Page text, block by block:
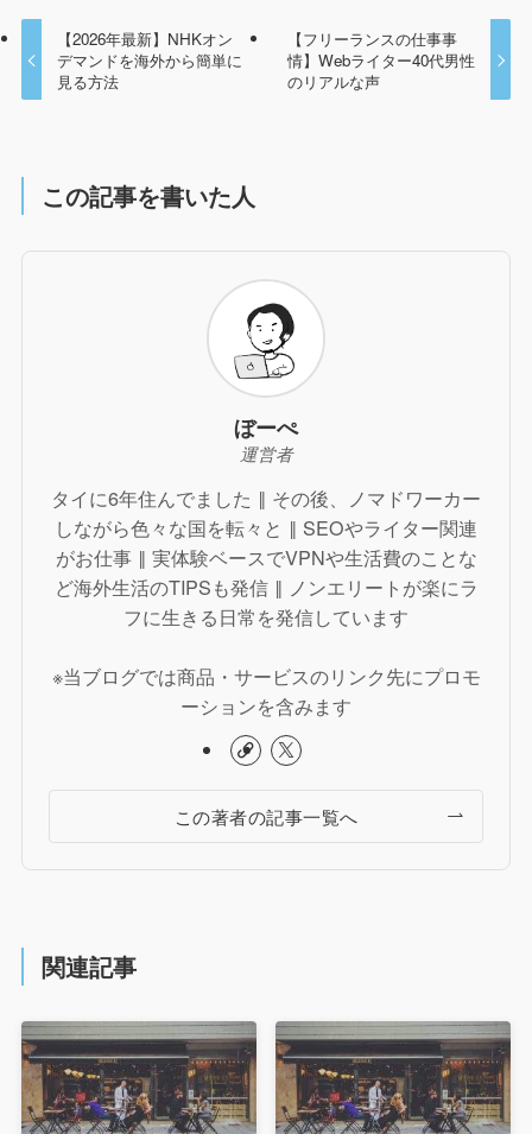
【2026年最新】NHKオン
デマンドを海外から簡単に
見る方法
【フリーランスの仕事事
情】Webライター40代男性
のリアルな声
この記事を書いた人
ぼーぺ
運営者
タイに6年住んでました ‖ その後、ノマドワーカー
しながら色々な国を転々と ‖ SEOやライター関連
がお仕事 ‖ 実体験ベースでVPNや生活費のことな
ど海外生活のTIPSも発信 ‖ ノンエリートが楽にラ
フに生きる日常を発信しています
※当ブログでは商品・サービスのリンク先にプロモ
ーションを含みます
この著者の記事一覧へ
関連記事